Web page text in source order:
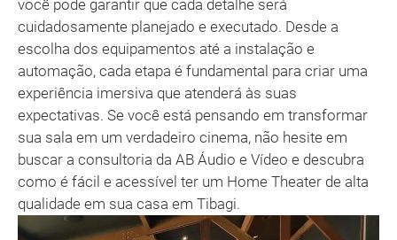
você pode garantir que cada detalhe será
cuidadosamente planejado e executado. Desde a
escolha dos equipamentos até a instalação e
automação, cada etapa é fundamental para criar uma
experiência imersiva que atenderá às suas
expectativas. Se você está pensando em transformar
sua sala em um verdadeiro cinema, não hesite em
buscar a consultoria da AB Áudio e Vídeo e descubra
como é fácil e acessível ter um Home Theater de alta
qualidade em sua casa em Tibagi.